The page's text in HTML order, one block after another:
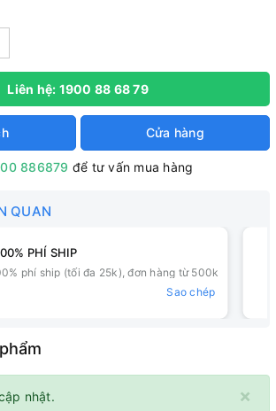
Liên hệ: 1900 88 68 79
Cửa hàng
886879 để tư vấn mua hàng
QUAN
PHÍ SHIP
phí ship (tối đa 25k), đơn hàng từ 500k
Sao chép
×
nhật.